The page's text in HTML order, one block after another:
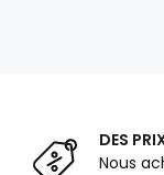
DES
Nous